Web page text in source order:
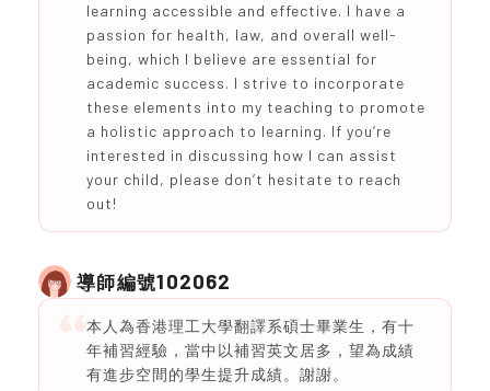
learning accessible and effective. I have a
passion for health, law, and overall well-
being, which I believe are essential for
academic success. I strive to incorporate
these elements into my teaching to promote
a holistic approach to learning. If you’re
interested in discussing how I can assist
your child, please don’t hesitate to reach
out!
導師編號102062
本人為香港理工大學翻譯系碩士畢業生，有十
年補習經驗，當中以補習英文居多，望為成績
有進步空間的學生提升成績。謝謝。